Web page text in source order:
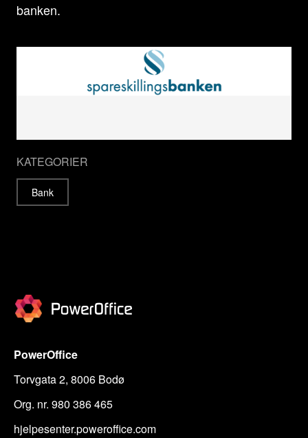
banken.
KATEGORIER
Bank
PowerOffice
Torvgata 2, 8006 Bodø
Org. nr. 980 386 465
hjelpesenter.poweroffice.com